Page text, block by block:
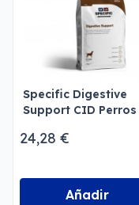
Specific Digestive
Support CID Perros
24,28 €
Añadir